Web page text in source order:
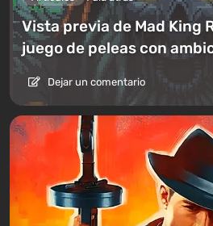
Vista previa de Mad King
juego de peleas con
Dejar un comentario